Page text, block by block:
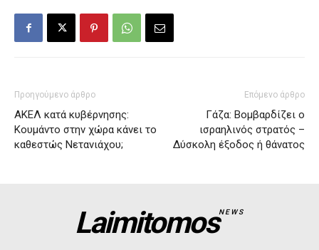
Προηγούμενο άρθρο
ΑΚΕΛ κατά κυβέρνησης:
Κουμάντο στην χώρα κάνει το
καθεστώς Νετανιάχου;
Επόμενο άρθρο
Γάζα: Βομβαρδίζει ο
ισραηλινός στρατός –
Δύσκολη έξοδος ή θάνατος
LaimitomosNEWS